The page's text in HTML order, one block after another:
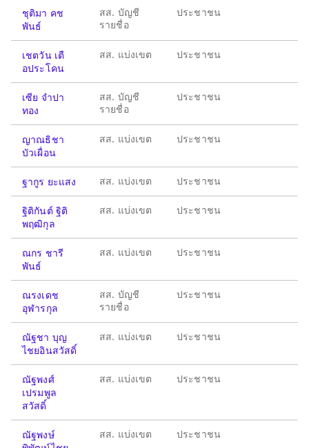
ชุติมา คช
พันธ์
สส. บัญชี
รายชื่อ
ประชาชน
เชตวัน เตื
อประโคน
สส. แบ่งเขต ประชาชน
เซีย จำปา
ทอง
สส. บัญชี
รายชื่อ
ประชาชน
ญาณธิชา
บัวเผื่อน
สส. แบ่งเขต ประชาชน
ฐากูร ยะแสง สส. แบ่งเขต ประชาชน
ฐิติกันต์ ฐิติ
พฤฒิกุล
สส. แบ่งเขต ประชาชน
ณกร ชารี
พันธ์
สส. แบ่งเขต ประชาชน
ณรงเดช
อุฬารกุล
สส. บัญชี
รายชื่อ
ประชาชน
ณัฐชา บุญ
ไชยอินสวัสดิ์
สส. แบ่งเขต ประชาชน
ณัฐพงศ์
เปรมพูล
สวัสดิ์
สส. แบ่งเขต ประชาชน
ณัฐพงษ์
สส. แบ่งเขต ประชาชน